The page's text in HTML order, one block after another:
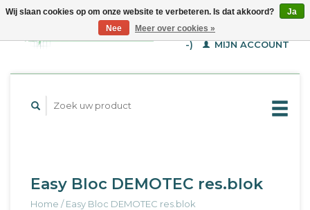
WINKELWAGEN (€--,-
-)
MIJN ACCOUNT
Easy Bloc DEMOTEC res.blok
Home /Easy Bloc DEMOTEC res.blok
Wij slaan cookies op om onze website te verbeteren. Is dat akkoord?
Ja
Nee
Meer over cookies »